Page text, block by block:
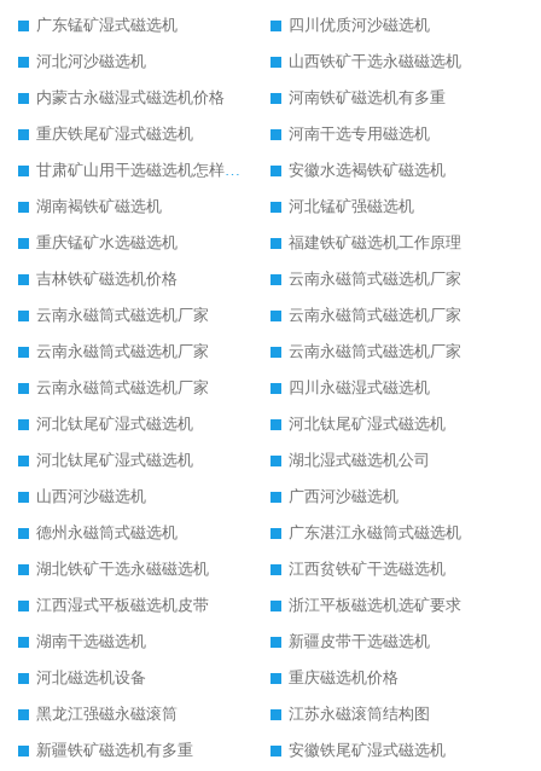
广东锰矿湿式磁选机
四川优质河沙磁选机
河北河沙磁选机
山西铁矿干选永磁磁选机
内蒙古永磁湿式磁选机价格
河南铁矿磁选机有多重
重庆铁尾矿湿式磁选机
河南干选专用磁选机
甘肃矿山用干选磁选机怎样调磁
安徽水选褐铁矿磁选机
湖南褐铁矿磁选机
河北锰矿强磁选机
重庆锰矿水选磁选机
福建铁矿磁选机工作原理
吉林铁矿磁选机价格
云南永磁筒式磁选机厂家
云南永磁筒式磁选机厂家
云南永磁筒式磁选机厂家
云南永磁筒式磁选机厂家
云南永磁筒式磁选机厂家
云南永磁筒式磁选机厂家
四川永磁湿式磁选机
河北钛尾矿湿式磁选机
河北钛尾矿湿式磁选机
河北钛尾矿湿式磁选机
湖北湿式磁选机公司
山西河沙磁选机
广西河沙磁选机
德州永磁筒式磁选机
广东湛江永磁筒式磁选机
湖北铁矿干选永磁磁选机
江西贫铁矿干选磁选机
江西湿式平板磁选机皮带
浙江平板磁选机选矿要求
湖南干选磁选机
新疆皮带干选磁选机
河北磁选机设备
重庆磁选机价格
黑龙江强磁永磁滚筒
江苏永磁滚筒结构图
新疆铁矿磁选机有多重
安徽铁尾矿湿式磁选机